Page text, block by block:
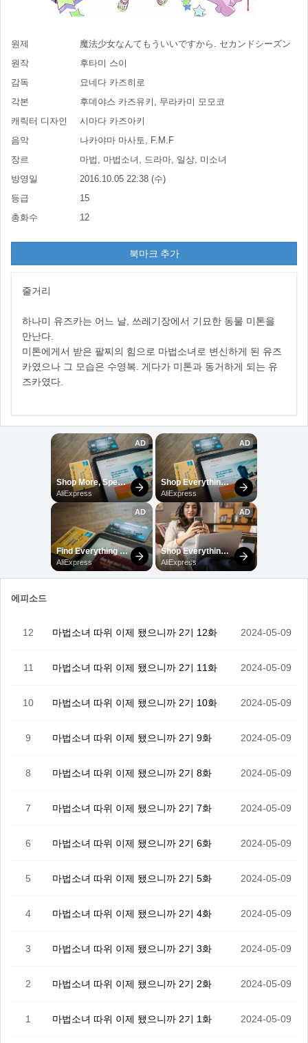
원제
魔法少女なんてもういいですから. セカンドシーズン
원작
후타미 스이
감독
요네다 카즈히로
각본
후데야스 카즈유키, 무라카미 모모코
캐릭터 디자인
시마다 카즈아키
음악
나카야마 마사토, F.M.F
장르
마법, 마법소녀, 드라마, 일상, 미소녀
방영일
2016.10.05 22:38 (수)
등급
15
총화수
12
북마크 추가
줄거리
하나미 유즈카는 어느 날, 쓰레기장에서 기묘한 동물 미톤을
만난다.
미톤에게서 받은 팔찌의 힘으로 마법소녀로 변신하게 된 유즈
카였으나 그 모습은 수영복. 게다가 미톤과 동거하게 되는 유
즈카였다.
에피소드
12 마법소녀 따위 이제 됐으니까 2기 12화 2024-05-09
11 마법소녀 따위 이제 됐으니까 2기 11화 2024-05-09
10 마법소녀 따위 이제 됐으니까 2기 10화 2024-05-09
9 마법소녀 따위 이제 됐으니까 2기 9화 2024-05-09
8 마법소녀 따위 이제 됐으니까 2기 8화 2024-05-09
7 마법소녀 따위 이제 됐으니까 2기 7화 2024-05-09
6 마법소녀 따위 이제 됐으니까 2기 6화 2024-05-09
5 마법소녀 따위 이제 됐으니까 2기 5화 2024-05-09
4 마법소녀 따위 이제 됐으니까 2기 4화 2024-05-09
3 마법소녀 따위 이제 됐으니까 2기 3화 2024-05-09
2 마법소녀 따위 이제 됐으니까 2기 2화 2024-05-09
1 마법소녀 따위 이제 됐으니까 2기 1화 2024-05-09